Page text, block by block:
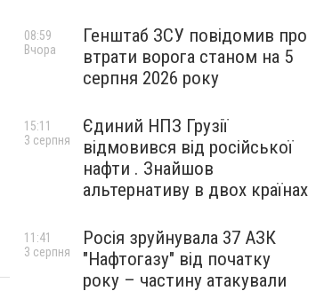
Генштаб ЗСУ повідомив про
втрати ворога станом на 5
серпня 2026 року
08:59
Вчора
Єдиний НПЗ Грузії
відмовився від російської
нафти . Знайшов
альтернативу в двох країнах
15:11
3 серпня
Росія зруйнувала 37 АЗК
"Нафтогазу" від початку
року – частину атакували
11:41
3 серпня